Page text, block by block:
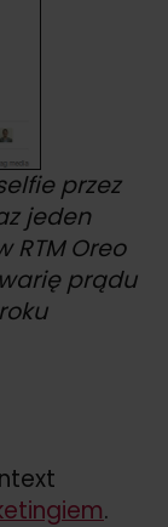
przez
jeden
RTM Oreo
prądu
.